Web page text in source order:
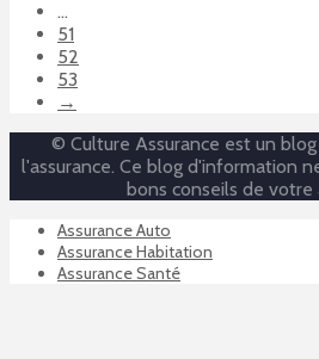
…
51
52
53
→
© Culture Assurance est un
l'assurance. Ce blog d'information
bons conseils de votre
Assurance Auto
Assurance Habitation
Assurance Santé